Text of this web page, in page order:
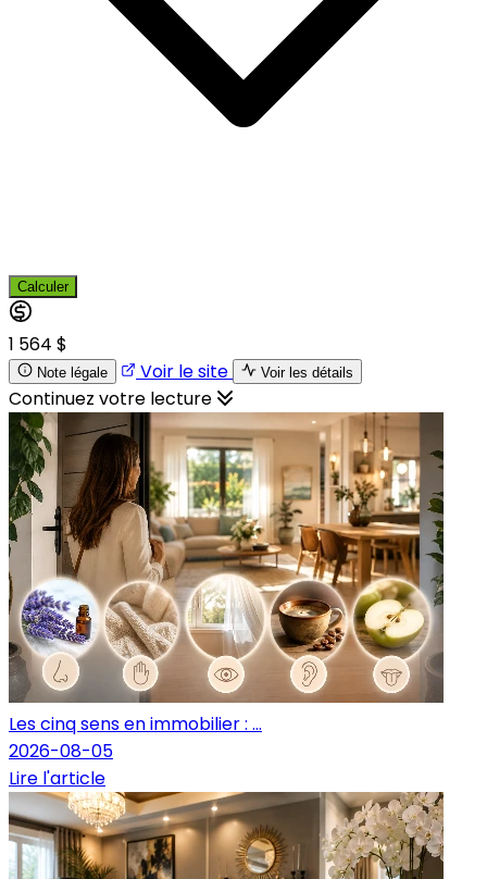
Calculer
1 564 $
Note légale Voir le site Voir les détails
Continuez votre lecture
Les cinq sens en immobilier : ...
2026-08-05
Lire l'article